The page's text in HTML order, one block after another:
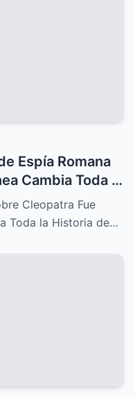
Espía Romana
Cambia Toda la
Cleopatra Fue
Toda la Historia de…